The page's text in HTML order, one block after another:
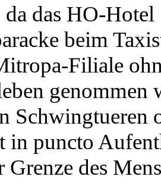
das HO-
beim
Filiale
Schwingtueren
in puncto
Grenze des